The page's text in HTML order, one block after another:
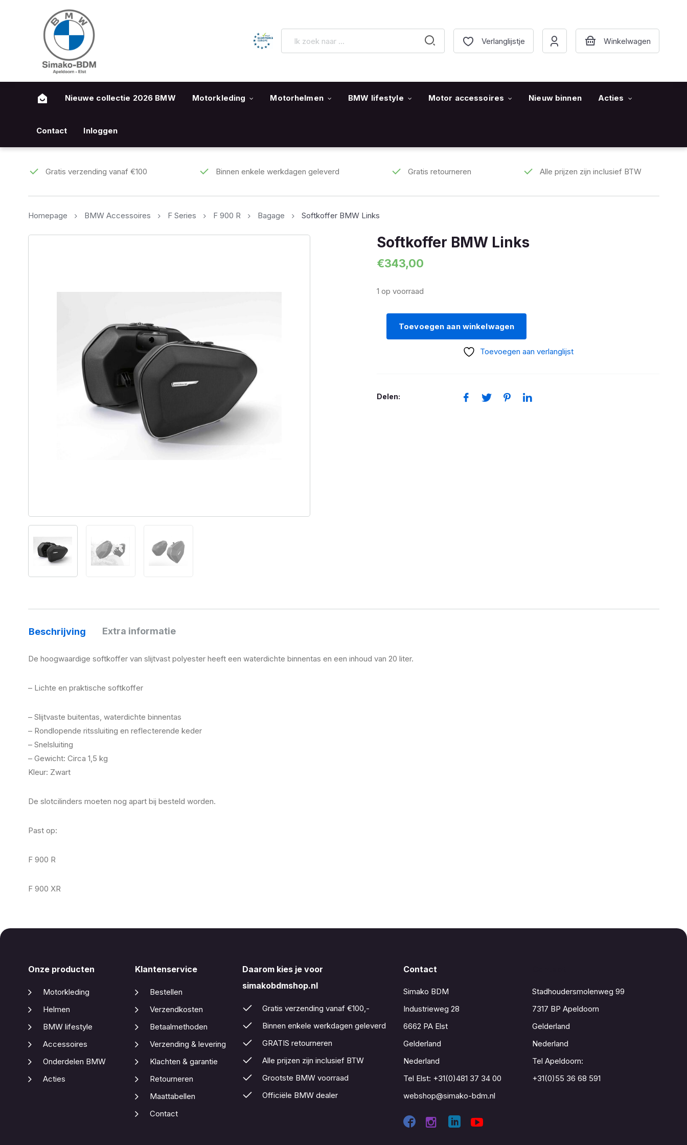
Verlanglijstje
Nieuwe collectie 2026 BMW Motorkleding Motorhelmen BMW lifestyle Motor accessoires Nieuw binnen Acties
Contact Inloggen
Gratis verzending vanaf €100 Binnen enkele werkdagen geleverd Gratis retourneren Alle prijzen zijn inclusief BTW
Homepage BMW Accessoires F Series F 900 R Bagage Softkoffer BMW Links
Softkoffer BMW Links
€343,00
1 op voorraad
Toevoegen aan winkelwagen
Toevoegen aan verlanglijst
Delen:
Beschrijving Extra informatie
De hoogwaardige softkoffer van slijtvast polyester heeft een waterdichte binnentas en een inhoud van 20 liter.
– Lichte en praktische softkoffer
– Slijtvaste buitentas, waterdichte binnentas
– Rondlopende ritssluiting en reflecterende keder
– Snelsluiting
– Gewicht: Circa 1,5 kg
Kleur: Zwart
De slotcilinders moeten nog apart bij besteld worden.
Past op:
F 900 R
F 900 XR
Onze producten
Motorkleding
Helmen
BMW lifestyle
Accessoires
Onderdelen BMW
Acties
Klantenservice
Bestellen
Verzendkosten
Betaalmethoden
Verzending & levering
Klachten & garantie
Retourneren
Maattabellen
Contact
Daarom kies je voor
simakobdmshop.nl
Gratis verzending vanaf €100,-
Binnen enkele werkdagen geleverd
GRATIS retourneren
Alle prijzen zijn inclusief BTW
Grootste BMW voorraad
Officiële BMW dealer
Contact
Simako BDM
Industrieweg 28
6662 PA Elst
Gelderland
Nederland
Tel Elst: +31(0)481 37 34 00
webshop@simako-bdm.nl
Stadhoudersmolenweg 99
7317 BP Apeldoorn
Gelderland
Nederland
Tel Apeldoorn:
+31(0)55 36 68 591